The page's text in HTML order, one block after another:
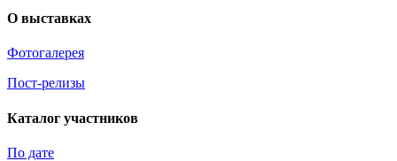
О выставках
Фотогалерея
Пост-релизы
Каталог участников
По дате